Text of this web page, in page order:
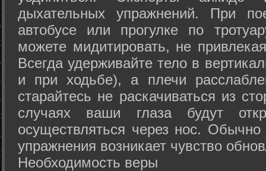
дыхательных упражнений. При
автобусе или прогулке по
можете мидитировать, не
Всегда удерживайте тело в
и при ходьбе), а плечи
старайтесь не раскачиваться из
случаях ваши глаза будут
осуществляться через нос. Обычно
упражнения возникает чувство
Необходимость веры